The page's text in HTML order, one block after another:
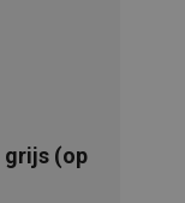
(op